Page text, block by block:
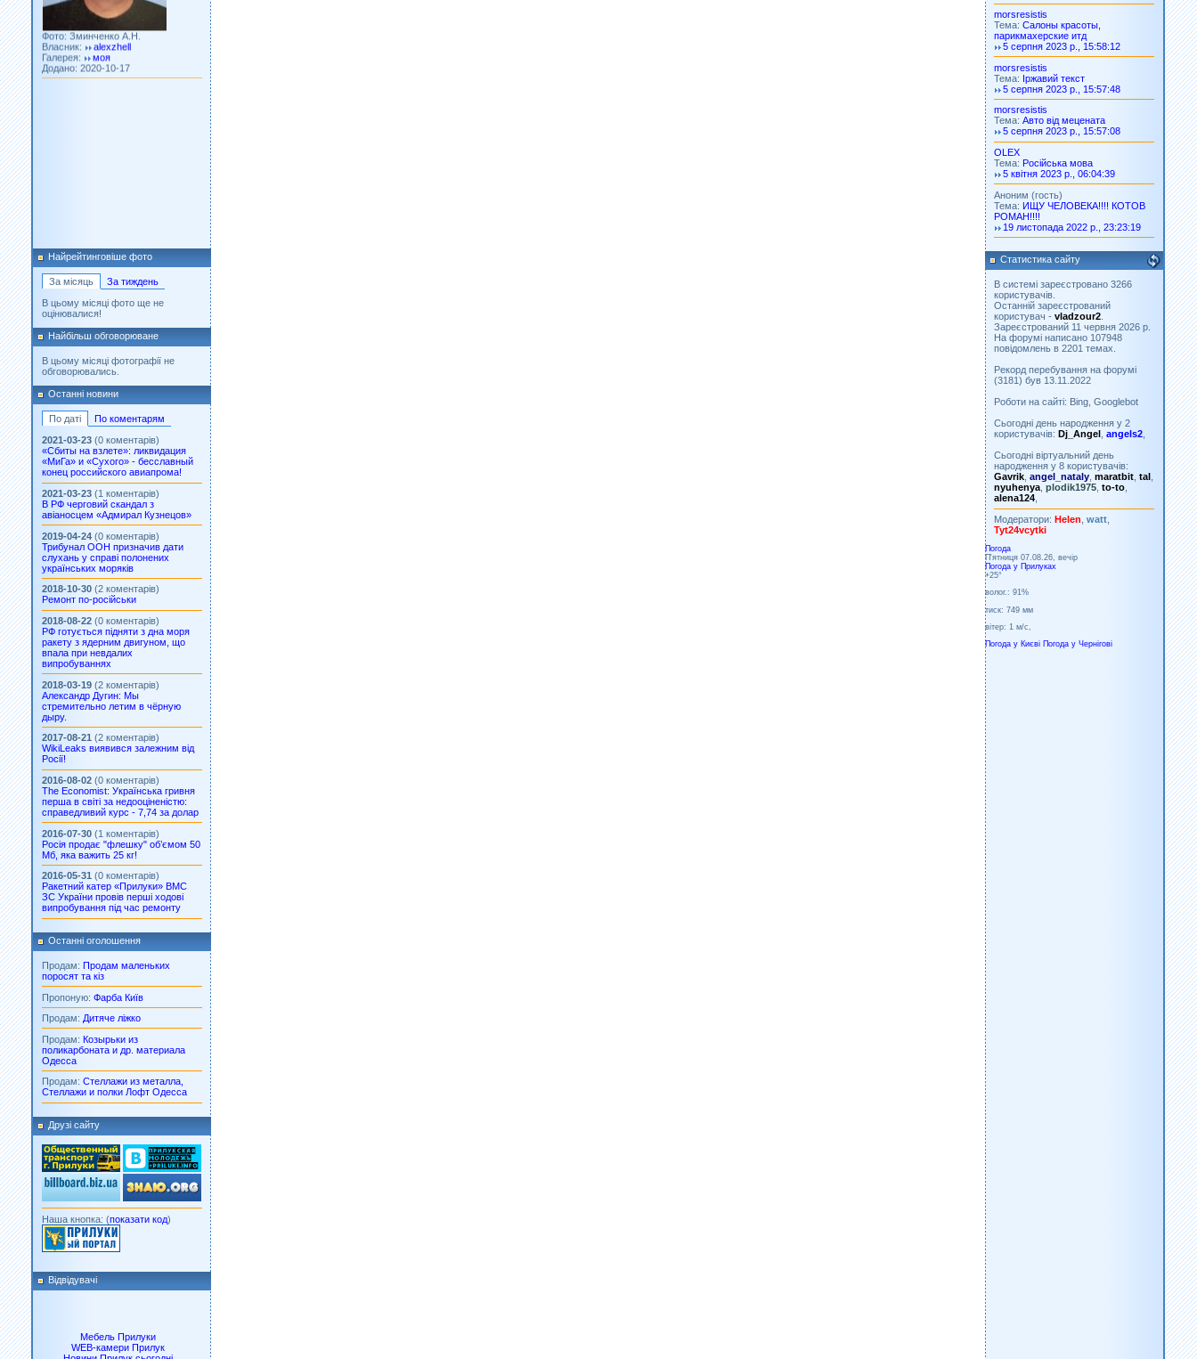
Фото: Зминченко А.Н.
Власник:
alexzhell
Галерея:
моя
Додано: 2020-10-17
Найрейтинговіше фото
За місяць
За тиждень
В цьому місяці фото ще не
оцінювалися!
Найбільш обговорюване
В цьому місяці фотографії не
обговорювались.
Останні новини
По даті
По коментарям
2021-03-23 (0 коментарів)
«Сбиты на взлете»: ликвидация
«МиГа» и «Сухого» - бесславный
конец российского авиапрома!
2021-03-23 (1 коментарів)
В РФ черговий скандал з
авіаносцем «Адмирал Кузнецов»
2019-04-24 (0 коментарів)
Трибунал ООН призначив дати
слухань у справі полонених
українських моряків
2018-10-30 (2 коментарів)
Ремонт по-російськи
2018-08-22 (0 коментарів)
РФ готується підняти з дна моря
ракету з ядерним двигуном, що
впала при невдалих
випробуваннях
2018-03-19 (2 коментарів)
Александр Дугин: Мы
стремительно летим в чёрную
дыру.
2017-08-21 (2 коментарів)
WikiLeaks виявився залежним від
Росії!
2016-08-02 (0 коментарів)
The Economist: Українська гривня
перша в світі за недооціненістю:
справедливий курс - 7,74 за долар
2016-07-30 (1 коментарів)
Росія продає "флешку" об’ємом 50
Мб, яка важить 25 кг!
2016-05-31 (0 коментарів)
Ракетний катер «Прилуки» ВМС
ЗС України провів перші ходові
випробування під час ремонту
Останні оголошення
Продам: Продам маленьких
поросят та кіз
Пропоную: Фарба Київ
Продам: Дитяче ліжко
Продам: Козырьки из
поликарбоната и др. материала
Одесса
Продам: Стеллажи из металла,
Стеллажи и полки Лофт Одесса
Друзі сайту
Наша кнопка: (показати код)
Відвідувачі
Мебель Прилуки
WEB-камери Прилук
morsresistis
Тема: Салоны красоты,
парикмахерские итд
5 серпня 2023 р., 15:58:12
morsresistis
Тема: Іржавий текст
5 серпня 2023 р., 15:57:48
morsresistis
Тема: Авто від мецената
5 серпня 2023 р., 15:57:08
OLEX
Тема: Російська мова
5 квітня 2023 р., 06:04:39
Аноним (гость)
Тема: ИЩУ ЧЕЛОВЕКА!!!! КОТОВ
РОМАН!!!!
19 листопада 2022 р., 23:23:19
Статистика сайту
В системі зареєстровано 3266
користувачів.
Останній зареєстрований
користувач - vladzour2
Зареєстрований 11 червня 2026 р.
На форумі написано 107948
повідомлень в 2201 темах.
Рекорд перебування на форумі
(3181) був 13.11.2022
Роботи на сайті: Bing, Googlebot
Сьогодні день народження у 2
користувачів: Dj_Angel angels2
Сьогодні віртуальний день
народження у 8 користувачів:
Gavrik angel_nataly maratbit tal
nyuhenya plodik1975 to-to
alena124
Модератори: Helen watt
Tyt24vcytki
Погода
П'ятниця 07.08.26, вечір
Погода у Прилуках
+25°
волог.: 91%
тиск: 749 мм
вітер: 1 м/с,
Погода у Києві Погода у Чернігові